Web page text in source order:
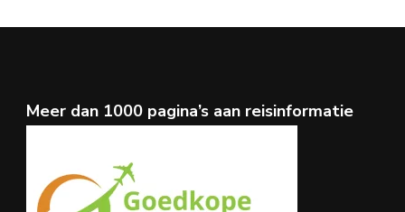
Meer dan 1000 pagina’s aan reisinformatie